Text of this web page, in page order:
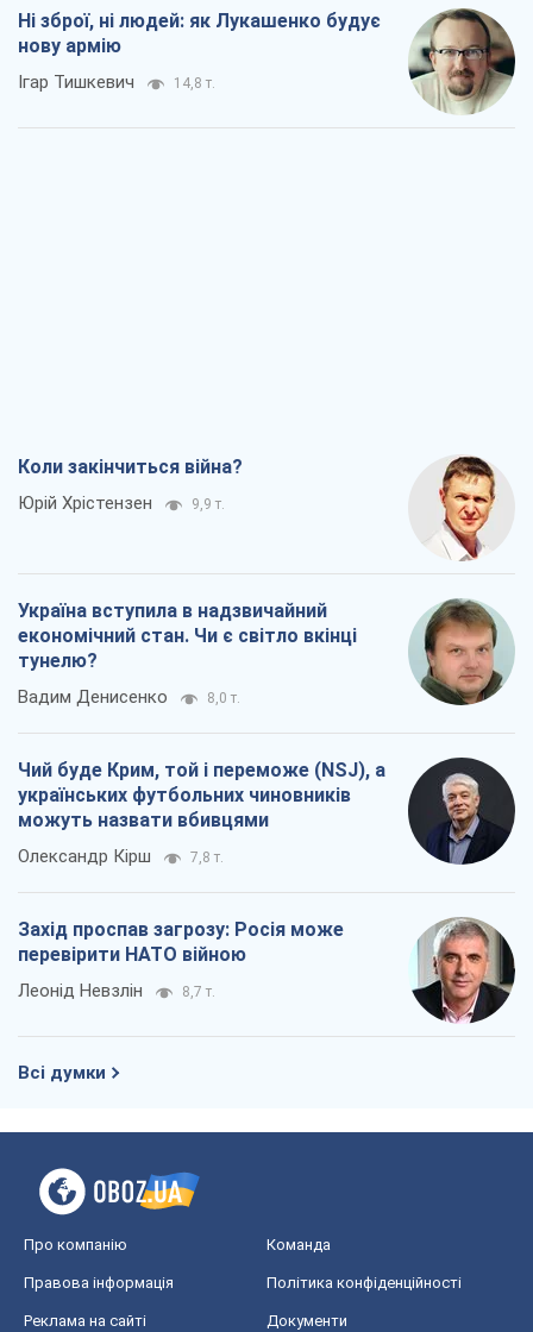
Ні зброї, ні людей: як Лукашенко будує
нову армію
Ігар Тишкевич 14,8 т.
Коли закінчиться війна?
Юрій Хрістензен 9,9 т.
Україна вступила в надзвичайний
економічний стан. Чи є світло вкінці
тунелю?
Вадим Денисенко 8,0 т.
Чий буде Крим, той і переможе (NSJ), а
українських футбольних чиновників
можуть назвати вбивцями
Олександр Кірш 7,8 т.
Захід проспав загрозу: Росія може
перевірити НАТО війною
Леонід Невзлін 8,7 т.
Всі думки
Про компанію Команда
Правова інформація Політика конфіденційності
Реклама на сайті Документи